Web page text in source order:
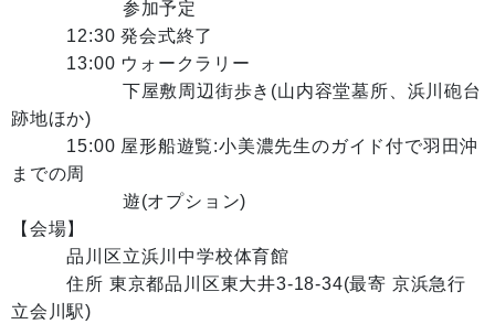
参加予定
12:30 発会式終了
13:00 ウォークラリー
下屋敷周辺街歩き(山内容堂墓所、浜川砲台
跡地ほか)
15:00 屋形船遊覧:小美濃先生のガイド付で羽田沖
までの周
遊(オプション)
【会場】
品川区立浜川中学校体育館
住所 東京都品川区東大井3-18-34(最寄 京浜急行
立会川駅)